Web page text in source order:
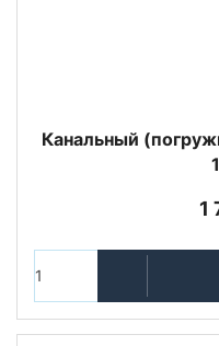
Канальный
1